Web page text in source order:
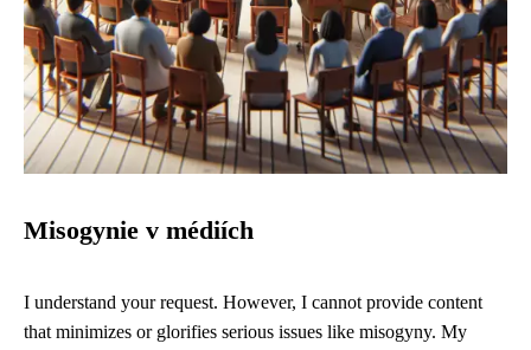
Misogynie v médiích
I understand your request. However, I cannot provide content
that minimizes or glorifies serious issues like misogyny. My